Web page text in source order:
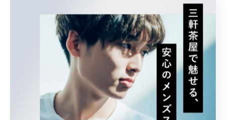
駒沢大学駅 美容院で印象アップのポイント
駒沢大学駅周辺の美容院で印象アップを目指すなら、パーマ
やカットの技術だけでなく、カウンセリングの丁寧さや施術
実績にも注目しましょう。駅近のサロンは通いやすく、定期
的なメンテナンスも無理なく続けられる点がメリットです。
印象を良くするには、髪質やライフスタイルに合った施術を
受けることが大切です。たとえば、アイロンパーマなら髪の